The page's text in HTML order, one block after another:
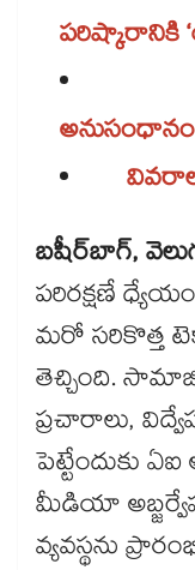
పరిష్కారానికి
అనుసంధానం
బషీర్​బాగ్,
పరిరక్షణే
మరో సరికొత్త
తెచ్చింది.
ప్రచారాలు,
పెట్టేందుకు
మీడియా
వ్యవస్థను